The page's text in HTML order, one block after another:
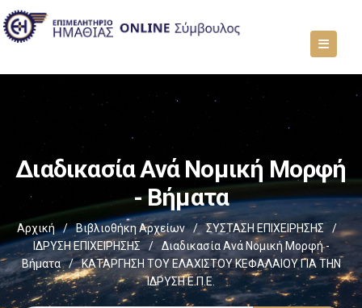
Διαδικασία Ανά Νομική Μορφή
- Βήματα
Αρχική / Βιβλιοθήκη Αρχείων / ΣΥΣΤΑΣΗ ΕΠΙΧΕΙΡΗΣΗΣ
/
ΙΔΡΥΣΗ ΕΠΙΧΕΙΡΗΣΗΣ
/
Διαδικασία Ανά Νομική Μορφή -
Βήματα
/
ΚΑΤΑΡΓΗΣΗ ΤΟΥ ΕΛΑΧΙΣΤΟΥ ΚΕΦΑΛΑΙΟΥ ΓΙΑ ΤΗΝ
ΙΔΡΥΣΗ Ε.Π.Ε.